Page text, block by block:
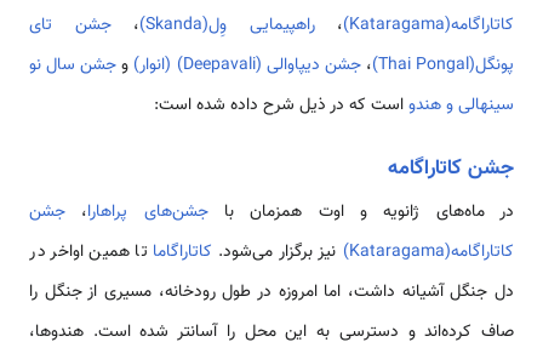
کاتاراگامه(Kataragama)
،راهپیمایی وِل(Skanda) ،جشن تای
پونگل(Thai Pongal)
،جشن دیپاوالی (Deepavali) (انوار) وجشن سال نو
سینهالی و هندواست که در ذیل شرح داده شده است:
جشن کاتاراگامه
در ماه‌های ژانویه و اوت همزمان باجشن‌های پراهارا، جشن
کاتاراگامه(Kataragama)
نیز برگزار می‌شود. کاتاراگاما تا همین اواخر در
دل جنگل آشیانه داشت، اما امروزه در طول رودخانه، مسیری از جنگل را
صاف کرده‌اند و دسترسی به این محل را آسانتر شده است. هندوها،